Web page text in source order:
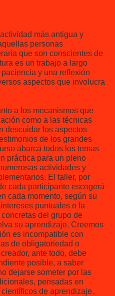
más antigua y
personas
que son conscientes de
es un trabajo a largo
y una reflexión
aspectos que involucra
a los mecanismos que
como a las técnicas
descuidar los aspectos
de los grandes
abarca todos los temas
práctica para un pleno
actividades y
El taller, por
cada participante escogerá
cada momento, según su
puntuales o la
del grupo de
su aprendizaje. Creemos
es incompatible con
de obligatoriedad o
ante todo, debe
posible, a saber
dejarse someter por las
pensadas en
de aprendizaje.